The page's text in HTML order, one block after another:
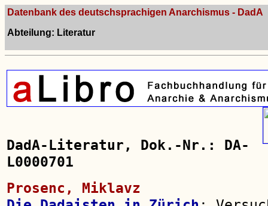
Datenbank des deutschsprachigen Anarchismus - DadA
Abteilung: Literatur
DadA-Literatur, Dok.-Nr.: DA-
L0000701
Prosenc, Miklavz